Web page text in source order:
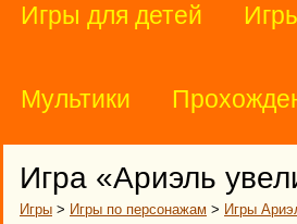
Игры для детей
Мультики
Игра «Ариэль
Игры > Игры по персонажам > Игры